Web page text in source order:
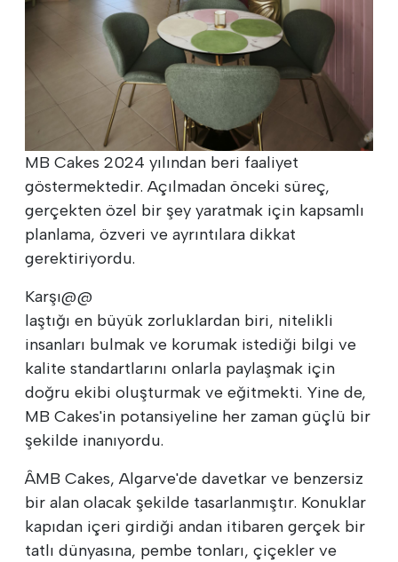
MB Cakes 2024 yılından beri faaliyet
göstermektedir. Açılmadan önceki süreç,
gerçekten özel bir şey yaratmak için kapsamlı
planlama, özveri ve ayrıntılara dikkat
gerektiriyordu.
Karşı@@
laştığı en büyük zorluklardan biri, nitelikli
insanları bulmak ve korumak istediği bilgi ve
kalite standartlarını onlarla paylaşmak için
doğru ekibi oluşturmak ve eğitmekti. Yine de,
MB Cakes'in potansiyeline her zaman güçlü bir
şekilde inanıyordu.
ÂMB Cakes, Algarve'de davetkar ve benzersiz
bir alan olacak şekilde tasarlanmıştır. Konuklar
kapıdan içeri girdiği andan itibaren gerçek bir
tatlı dünyasına, pembe tonları, çiçekler ve